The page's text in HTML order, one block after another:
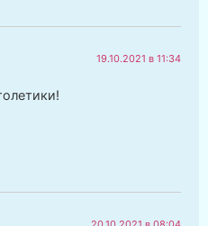
19.10.2021 в 11:34